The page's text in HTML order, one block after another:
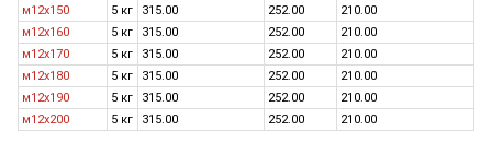
м12х150
5 кг 315.00 252.00
210.00
м12х160
5 кг 315.00 252.00
210.00
м12х170
5 кг 315.00 252.00
210.00
м12х180
5 кг 315.00 252.00
210.00
м12х190
5 кг 315.00 252.00
210.00
м12х200
5 кг 315.00 252.00 210.00